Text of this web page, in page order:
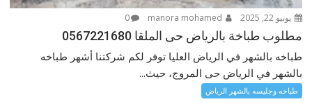
يونيو 22, 2025 0
مطلوب طباخة بالرياض حى الملقا 0567221680
طباخه بالشهر في الرياض العليا توفر لكم شركتنا أشهر طباخه
بالشهر في الرياض حى المروج، حيث...
طباخه وجليسه بالشهر الرياض